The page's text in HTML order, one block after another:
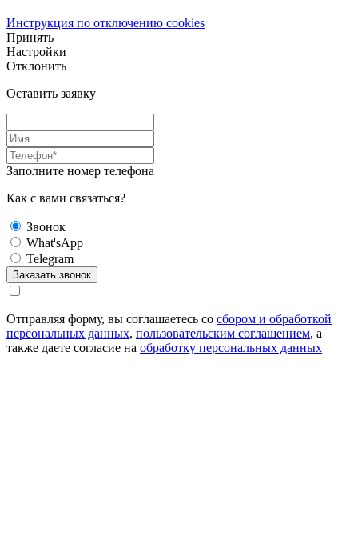
Инструкция по отключению cookies
Принять
Настройки
Отклонить
Оставить заявку
Заполните номер телефона
Как с вами связаться?
Звонок
What'sApp
Telegram
Отправляя форму, вы соглашаетесь со сбором и обработкой
персональных данных, пользовательским соглашением, а
также даете согласие на обработку персональных данных